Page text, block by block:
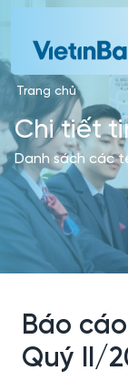
Trang chủ
Chi tiết
Danh sách các
Báo
Quý II/